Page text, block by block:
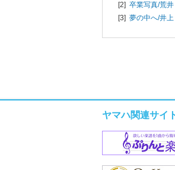
[2] 卒業写真/荒
[3] 夢の中へ/井
ヤマハ関連サイ